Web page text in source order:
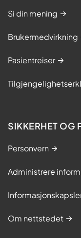
Si din mening
Brukermedvirkning
Pasientreiser
SIKKERHET OG
Personvern
Administrere
Om nettstedet